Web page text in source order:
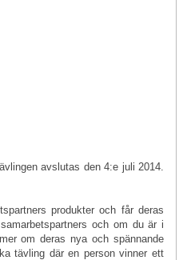
avslutas den 4:e juli 2014.
produkter och får deras
och om du är i
om deras nya och spännande
tävling där en person vinner ett